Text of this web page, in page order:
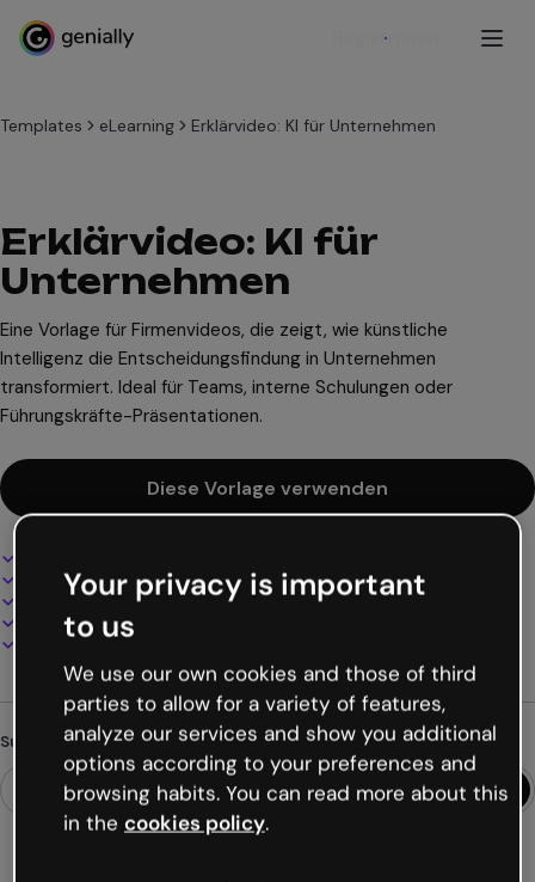
Registrieren
Templates eLearning Erklärvideo: KI für Unternehmen
Erklärvideo: KI für
Unternehmen
Eine Vorlage für Firmenvideos, die zeigt, wie künstliche
Intelligenz die Entscheidungsfindung in Unternehmen
transformiert. Ideal für Teams, interne Schulungen oder
Führungskräfte-Präsentationen.
Diese Vorlage verwenden
100% anpassbar
Audio, Video und Multimedia hinzufügen
Online präsentieren, teilen oder veröffentlichen
Als PDF, MP4 und andere Formate herunterladen
Suchst du etwas anderes?
Your privacy is important
to us
We use our own cookies and those of third
parties to allow for a variety of features,
analyze our services and show you additional
options according to your preferences and
browsing habits. You can read more about this
in the cookies policy.